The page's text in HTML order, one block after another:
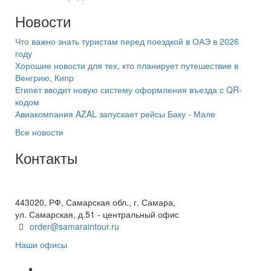
Новости
Что важно знать туристам перед поездкой в ОАЭ в 2026
году
Хорошие новости для тех, кто планирует путешествие в
Венгрию, Кипр
Египет вводит новую систему оформления въезда с QR-
кодом
Авиакомпания AZAL запускает рейсы Баку - Мале
Все новости
Контакты
443020, РФ, Самарская обл., г. Самара,
ул. Самарская, д.51 - центральный офис
order@samaraintour.ru
Наши офисы